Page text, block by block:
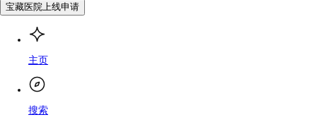
宝藏医院上线申请
主页
搜索